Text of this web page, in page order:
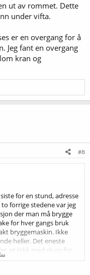
ut av rommet. Dette
under vifta.
er en overgang for å
Jeg fant en overgang
kran og
#8
for en stund, adresse
forrige stedene var jeg
der man må brygge
for hver gangs bruk
bryggemaskin. Ikke
heller. Det eneste
et lokk med stuss for
å varme skyllevann.
og med en bit